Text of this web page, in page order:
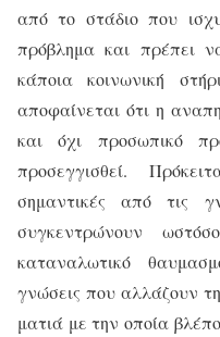
από το στάδιο που
πρόβλημα και πρέπει
κάποια κοινωνική
αποφαίνεται ότι η
και όχι προσωπικό
προσεγγισθεί.
σημαντικές από τις
συγκεντρώνουν
καταναλωτικό
γνώσεις που αλλάζουν
ματιά με την οποία